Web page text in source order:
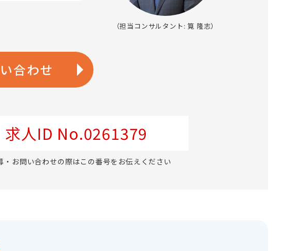
（担当コンサルタント: 筧 隆志）
合わせ
求人ID No.0261379
・お問い合わせの際はこの番号をお伝えください